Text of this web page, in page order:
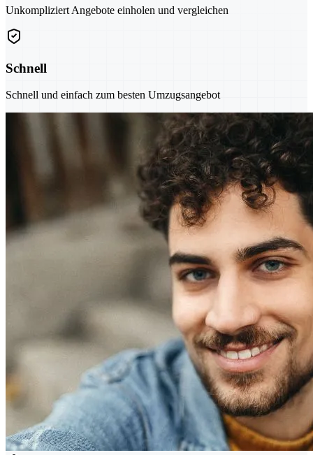
Unkompliziert Angebote einholen und vergleichen
Schnell
Schnell und einfach zum besten Umzugsangebot